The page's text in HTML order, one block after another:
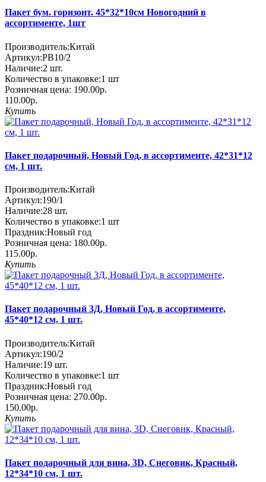
Пакет бум. горизонт. 45*32*10см Новогодний в
ассортименте, 1шт
Производитель:Китай
Артикул:PB10/2
Наличие:2 шт.
Количество в упаковке:1 шт
Розничная цена: 190.00р.
110.00р.
Купить
Пакет подарочный, Новый Год, в ассортименте, 42*31*12
см, 1 шт.
Производитель:Китай
Артикул:190/1
Наличие:28 шт.
Количество в упаковке:1 шт
Праздник:Новый год
Розничная цена: 180.00р.
115.00р.
Купить
Пакет подарочный 3Д, Новый Год, в ассортименте,
45*40*12 см, 1 шт.
Производитель:Китай
Артикул:190/2
Наличие:19 шт.
Количество в упаковке:1 шт
Праздник:Новый год
Розничная цена: 270.00р.
150.00р.
Купить
Пакет подарочный для вина, 3D, Снеговик, Красный,
12*34*10 см, 1 шт.